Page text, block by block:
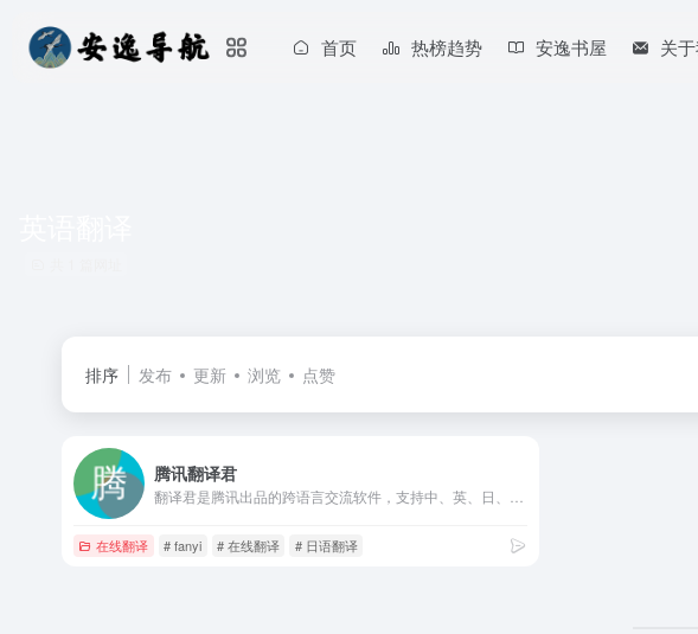
首页 热榜趋势 安逸书屋 关
排序 发布 更新 浏览 点赞
腾讯翻译君
在线翻译 # fanyi # 在线翻译 # 日语翻译